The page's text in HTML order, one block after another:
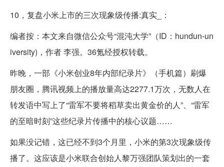
10，复盘小米上市的三次现象级传播:真实_：
编者按：本文来自微信公众号“混沌大学”（ID：hundun-un
iversity)，作者 李强。36氪经授权转载。
昨晚，一部《小米创业8年内部纪录片》（手机篇）刷爆
朋友圈，腾讯视频上的播放量高达2277.1万次，无数人在
转发语中写上了“雷军不要将稻草卖出黄金价的人”、“雷军
的至暗时刻”这些纪录片传播中的核心议题……
如果没记错，这已经不到3个月里，小米的第3次现象级传
播了。这应该是小米联合创始人黎万强团队策划出的一套